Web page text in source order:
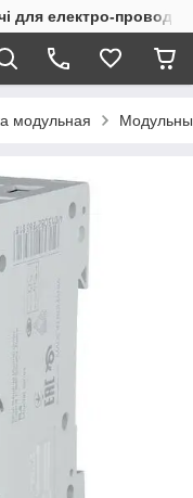
для електро-проводки
модульная